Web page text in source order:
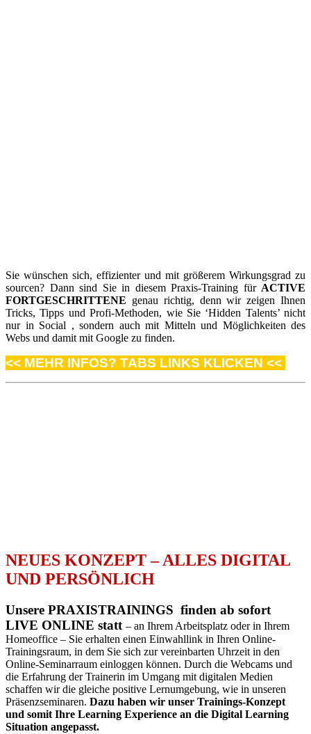
Sie wünschen sich, effizienter und mit größerem Wirkungsgrad zu
sourcen? Dann sind Sie in diesem Praxis-Training für ACTIVE
FORTGESCHRITTENE genau richtig, denn wir zeigen Ihnen
Tricks, Tipps und Profi-Methoden, wie Sie ‘Hidden Talents’ nicht
nur in Social , sondern auch mit Mitteln und Möglichkeiten des
Webs und damit mit Google zu finden.
<< MEHR INFOS? TABS LINKS KLICKEN <<
NEUES KONZEPT – ALLES DIGITAL
UND PERSÖNLICH
Unsere PRAXISTRAININGS finden ab sofort
LIVE ONLINE statt – an Ihrem Arbeitsplatz oder in Ihrem
Homeoffice – Sie erhalten einen Einwahllink in Ihren Online-
Trainingsraum, in dem Sie sich zur vereinbarten Uhrzeit in den
Online-Seminarraum einloggen können. Durch die Webcams und
die Erfahrung der Trainerin im Umgang mit digitalen Medien
schaffen wir die gleiche positive Lernumgebung, wie in unseren
Präsenzseminaren. Dazu haben wir unser Trainings-Konzept
und somit Ihre Learning Experience an die Digital Learning
Situation angepasst.